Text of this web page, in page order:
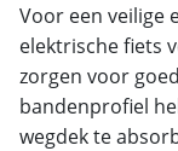
Voor een veilige
elektrische fiets
zorgen voor
bandenprofiel
wegdek te